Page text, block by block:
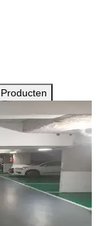
Producten